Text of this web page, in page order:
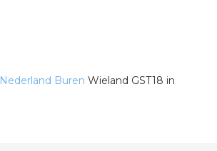
Nederland Buren Wieland GST18 in